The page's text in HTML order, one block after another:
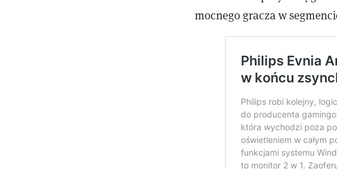
mocnego gracza w